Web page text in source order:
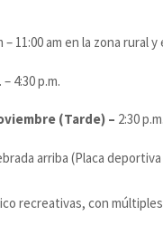
– 11:00 am en la zona rural
– 4:30 p.m.
(Tarde) – 2:30
arriba (Placa
recreativas, con